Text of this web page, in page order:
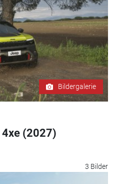
Bildergalerie
4xe (2027)
3 Bilder